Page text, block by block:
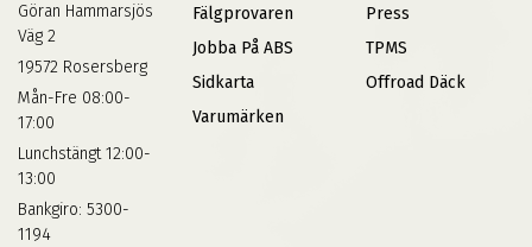
Göran Hammarsjös
Väg 2
19572 Rosersberg
Mån-Fre 08:00-
17:00
Lunchstängt 12:00-
13:00
Bankgiro: 5300-
1194
Fälgprovaren
Jobba På ABS
Sidkarta
Varumärken
Press
TPMS
Offroad Däck